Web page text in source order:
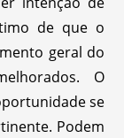
de que o
geral do
O
se
Podem